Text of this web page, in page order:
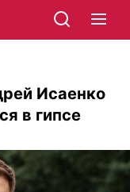
Исаенко
в гипсе